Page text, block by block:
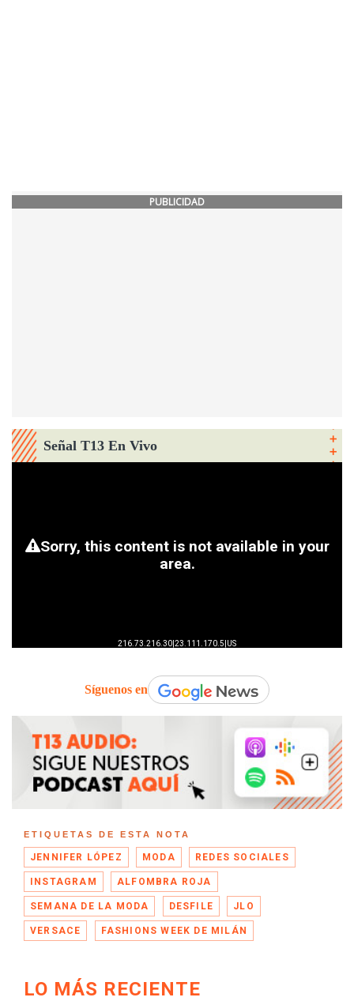
PUBLICIDAD
Señal T13 En Vivo
Síguenos en
ETIQUETAS DE ESTA NOTA
JENNIFER LÓPEZ MODA REDES SOCIALES
INSTAGRAM ALFOMBRA ROJA
SEMANA DE LA MODA DESFILE JLO
VERSACE FASHIONS WEEK DE MILÁN
LO MÁS RECIENTE